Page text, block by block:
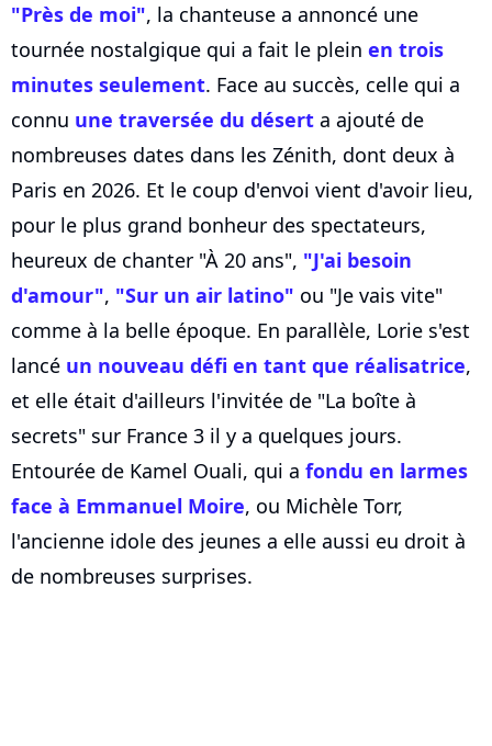
"Près de moi", la chanteuse a annoncé une
tournée nostalgique qui a fait le plein en trois
minutes seulement. Face au succès, celle qui a
connu une traversée du désert a ajouté de
nombreuses dates dans les Zénith, dont deux à
Paris en 2026. Et le coup d'envoi vient d'avoir lieu,
pour le plus grand bonheur des spectateurs,
heureux de chanter "À 20 ans", "J'ai besoin
d'amour", "Sur un air latino" ou "Je vais vite"
comme à la belle époque. En parallèle, Lorie s'est
lancé un nouveau défi en tant que réalisatrice,
et elle était d'ailleurs l'invitée de "La boîte à
secrets" sur France 3 il y a quelques jours.
Entourée de Kamel Ouali, qui a fondu en larmes
face à Emmanuel Moire, ou Michèle Torr,
l'ancienne idole des jeunes a elle aussi eu droit à
de nombreuses surprises.